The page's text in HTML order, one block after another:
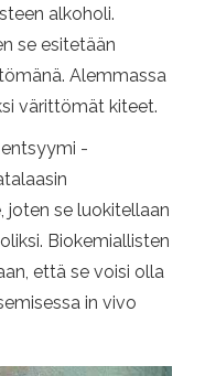
alkoholi.
se esitetään
Alemmassa
värittömät kiteet.
-
joten se luokitellaan
Biokemiallisten
että se voisi olla
in vivo